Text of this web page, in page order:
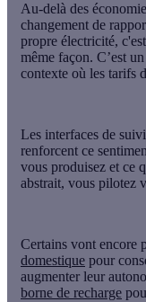
Au-delà des
changement de
propre électricité,
même façon. C’est
contexte où les tarifs
Les interfaces de
renforcent ce
vous produisez et ce
abstrait, vous pilotez
Certains vont encore
domestique pour
augmenter leur
borne de recharge